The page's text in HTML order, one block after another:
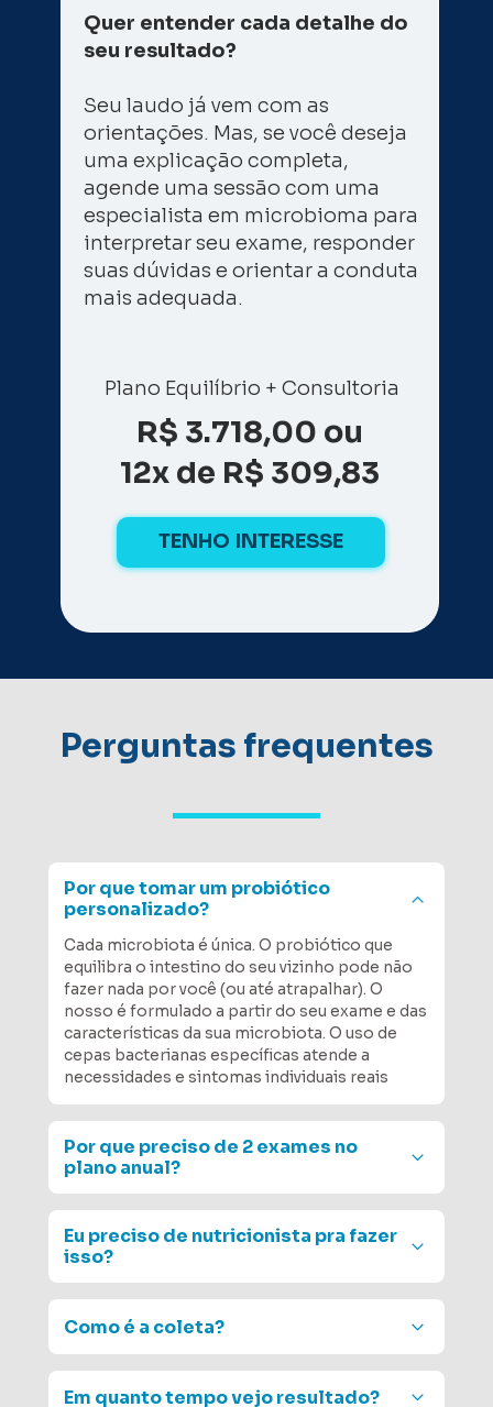
Quer entender cada detalhe do
seu resultado?
Seu laudo já vem com as
orientações. Mas, se você deseja
uma explicação completa,
agende uma sessão com uma
especialista em microbioma para
interpretar seu exame, responder
suas dúvidas e orientar a conduta
mais adequada.
Plano Equilíbrio + Consultoria
R$ 3.718,00 ou
12x de R$ 309,83
TENHO INTERESSE
Perguntas frequentes
Por que tomar um probiótico
personalizado?
Cada microbiota é única. O probiótico que
equilibra o intestino do seu vizinho pode não
fazer nada por você (ou até atrapalhar). O
nosso é formulado a partir do seu exame e das
características da sua microbiota. O uso de
cepas bacterianas específicas atende a
necessidades e sintomas individuais reais
Por que preciso de 2 exames no
plano anual?
exame mostra o ponto de partida. O segundo
mostra a evolução e ajusta o caminho. É a
Eu preciso de nutricionista pra fazer
isso?
confiança para que ele possa realizar o melhor
tratamento para o seu caso e siga as
recomendações presentes no nosso laudo, ou
Como é a coleta?
casa, seguindo um passo a passo simples.
Em quanto tempo vejo resultado?